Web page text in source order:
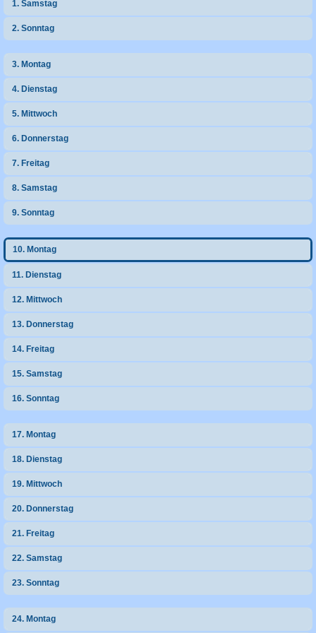
1. Samstag
2. Sonntag
3. Montag
4. Dienstag
5. Mittwoch
6. Donnerstag
7. Freitag
8. Samstag
9. Sonntag
10. Montag
11. Dienstag
12. Mittwoch
13. Donnerstag
14. Freitag
15. Samstag
16. Sonntag
17. Montag
18. Dienstag
19. Mittwoch
20. Donnerstag
21. Freitag
22. Samstag
23. Sonntag
24. Montag